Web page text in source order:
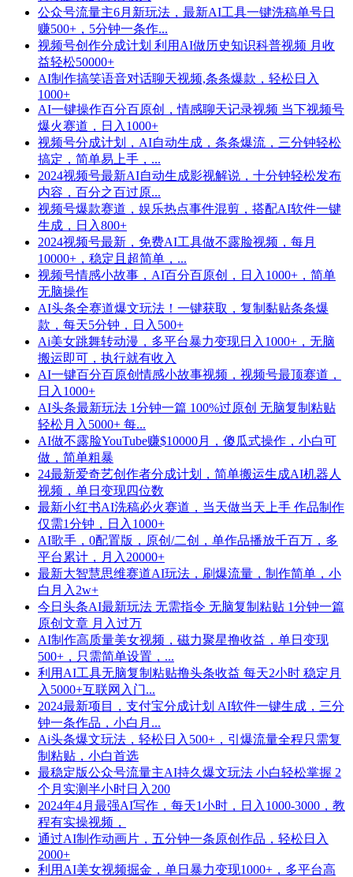
公众号流量主6月新玩法，最新AI工具一键洗稿单号日
赚500+，5分钟一条作...
视频号创作分成计划 利用AI做历史知识科普视频 月收
益轻松50000+
AI制作搞笑语音对话聊天视频,条条爆款，轻松日入
1000+
AI一键操作百分百原创，情感聊天记录视频 当下视频号
爆火赛道，日入1000+
视频号分成计划，AI自动生成，条条爆流，三分钟轻松
搞定，简单易上手，...
2024视频号最新AI自动生成影视解说，十分钟轻松发布
内容，百分之百过原...
视频号爆款赛道，娱乐热点事件混剪，搭配AI软件一键
生成，日入800+
2024视频号最新，免费AI工具做不露脸视频，每月
10000+，稳定且超简单，...
视频号情感小故事，AI百分百原创，日入1000+，简单
无脑操作
AI头条全赛道爆文玩法！一键获取，复制黏贴条条爆
款，每天5分钟，日入500+
Ai美女跳舞转动漫，多平台暴力变现日入1000+，无脑
搬运即可，执行就有收入
AI一键百分百原创情感小故事视频，视频号最顶赛道，
日入1000+
AI头条最新玩法 1分钟一篇 100%过原创 无脑复制粘贴
轻松月入5000+ 每...
AI做不露脸YouTube赚$10000月，傻瓜式操作，小白可
做，简单粗暴
24最新爱奇艺创作者分成计划，简单搬运生成AI机器人
视频，单日变现四位数
最新小红书AI洗稿必火赛道，当天做当天上手 作品制作
仅需1分钟，日入1000+
AI歌手，0配置版，原创/二创，单作品播放千百万，多
平台累计，月入20000+
最新大智慧思维赛道AI玩法，刷爆流量，制作简单，小
白月入2w+
今日头条AI最新玩法 无需指令 无脑复制粘贴 1分钟一篇
原创文章 月入过万
AI制作高质量美女视频，磁力聚星撸收益，单日变现
500+，只需简单设置，...
利用AI工具无脑复制粘贴撸头条收益 每天2小时 稳定月
入5000+互联网入门...
2024最新项目，支付宝分成计划 AI软件一键生成，三分
钟一条作品，小白月...
Ai头条爆文玩法，轻松日入500+，引爆流量全程只需复
制粘贴，小白首选
最稳定版公众号流量主AI持久爆文玩法 小白轻松掌握 2
个月实测半小时日入200
2024年4月最强AI写作，每天1小时，日入1000-3000，教
程有实操视频，
通过AI制作动画片，五分钟一条原创作品，轻松日入
2000+
利用AI美女视频掘金，单日暴力变现1000+，多平台高